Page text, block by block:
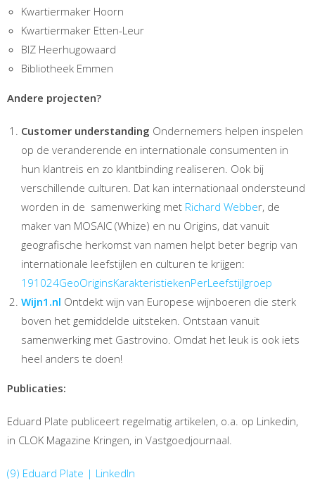
Kwartiermaker Hoorn
Kwartiermaker Etten-Leur
BIZ Heerhugowaard
Bibliotheek Emmen
Andere projecten?
Customer understanding Ondernemers helpen inspelen
op de veranderende en internationale consumenten in
hun klantreis en zo klantbinding realiseren. Ook bij
verschillende culturen. Dat kan internationaal ondersteund
worden in de samenwerking met Richard Webber, de
maker van MOSAIC (Whize) en nu Origins, dat vanuit
geografische herkomst van namen helpt beter begrip van
internationale leefstijlen en culturen te krijgen:
191024GeoOriginsKarakteristiekenPerLeefstijlgroep
Wijn1.nl Ontdekt wijn van Europese wijnboeren die sterk
boven het gemiddelde uitsteken. Ontstaan vanuit
samenwerking met Gastrovino. Omdat het leuk is ook iets
heel anders te doen!
Publicaties:
Eduard Plate publiceert regelmatig artikelen, o.a. op Linkedin,
in CLOK Magazine Kringen, in Vastgoedjournaal.
(9) Eduard Plate | LinkedIn